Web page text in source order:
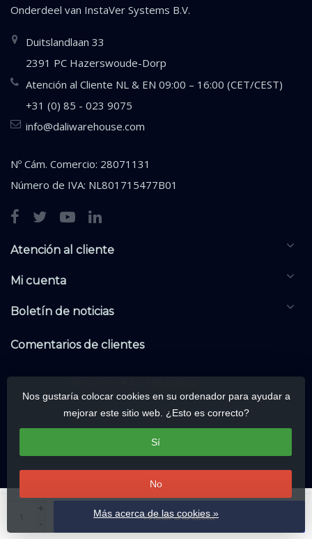
Añadir a la cesta
Onderdeel van InstaVer Systems B.V.
Duitslandlaan 33
2391 PC Hazerswoude-Dorp
Atención al Cliente NL & EN 09:00 – 16:00 (CET/CEST)
+31 (0) 85 - 023 9075
info@daliwarehouse.com
Nº Cám. Comercio: 28071131
Número de IVA: NL801715477B01
Atención al cliente
Mi cuenta
Boletín de noticias
Comentarios de clientes
Nos gustaría colocar cookies en su ordenador para ayudar a
mejorar este sitio web. ¿Esto es correcto?
Sí
No
Más acerca de las cookies »
voorbehouden